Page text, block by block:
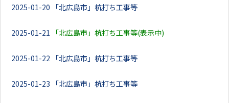
2025-01-20 「北広島市」杭打ち工事等
2025-01-21 「北広島市」杭打ち工事等(表示中)
2025-01-22 「北広島市」杭打ち工事等
2025-01-23 「北広島市」杭打ち工事等